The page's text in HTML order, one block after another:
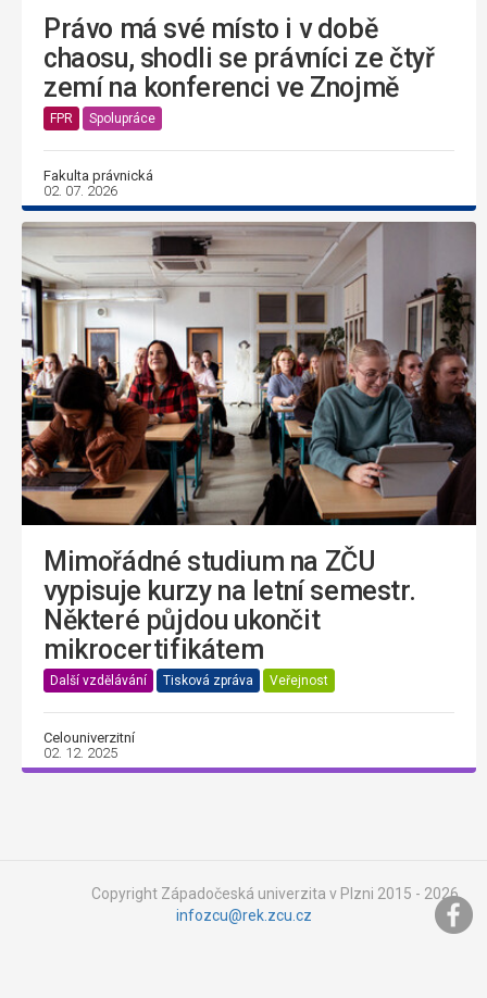
Právo má své místo i v době
chaosu, shodli se právníci ze čtyř
zemí na konferenci ve Znojmě
FPR Spolupráce
Fakulta právnická
02. 07. 2026
Mimořádné studium na ZČU
vypisuje kurzy na letní semestr.
Některé půjdou ukončit
mikrocertifikátem
Další vzdělávání Tisková zpráva Veřejnost
Celouniverzitní
02. 12. 2025
Copyright Západočeská univerzita v Plzni 2015 - 2026,
infozcu@rek.zcu.cz